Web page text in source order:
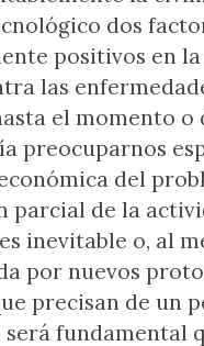
dos
positivos en
las
el momento o
preocuparnos
del
parcial de la
inevitable o, al
por nuevos
precisan de un
será fundamental